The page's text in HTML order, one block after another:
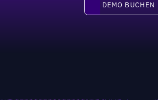
DEMO BUCHEN
DEMO BUCHEN